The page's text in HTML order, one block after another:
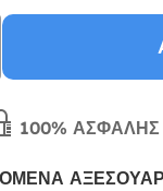
100%